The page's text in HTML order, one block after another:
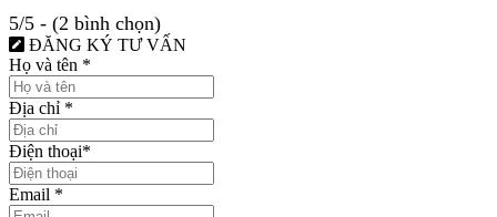
5/5 - (2 bình chọn)
ĐĂNG KÝ TƯ VẤN
Họ và tên *
Địa chỉ *
Điện thoại*
Email *